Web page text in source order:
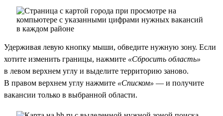
Удерживая левую кнопку мыши, обведите нужную зону. Если
хотите изменить границы, нажмите «Сбросить область»
в левом верхнем углу и выделите территорию заново.
В правом верхнем углу нажмите «Списком» — и получите
вакансии только в выбранной области.